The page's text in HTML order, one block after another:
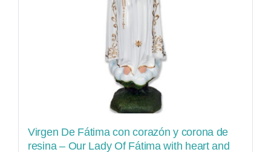
Virgen De Fátima con corazón y corona de
resina – Our Lady Of Fátima with heart and